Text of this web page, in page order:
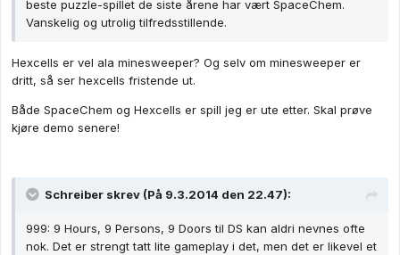
beste puzzle-spillet de siste årene har vært SpaceChem.
Vanskelig og utrolig tilfredsstillende.
Hexcells er vel ala minesweeper? Og selv om minesweeper er
dritt, så ser hexcells fristende ut.
Både SpaceChem og Hexcells er spill jeg er ute etter. Skal prøve
kjøre demo senere!
Schreiber skrev (På 9.3.2014 den 22.47):
999: 9 Hours, 9 Persons, 9 Doors til DS kan aldri nevnes ofte
nok. Det er strengt tatt lite gameplay i det, men det er likevel et